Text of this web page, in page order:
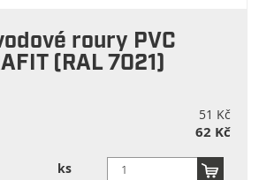
roury PVC
(RAL 7021)
51 Kč
62 Kč
ks